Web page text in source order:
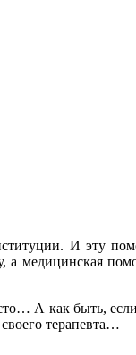
И эту
а медицинская
А как быть,
терапевта…